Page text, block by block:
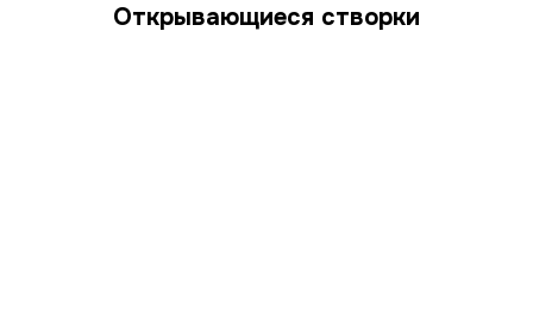
Открывающиеся створки